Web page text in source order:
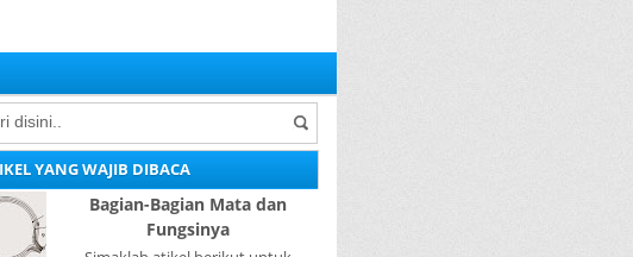
YANG WAJIB DIBACA
Bagian-Bagian Mata dan
Fungsinya